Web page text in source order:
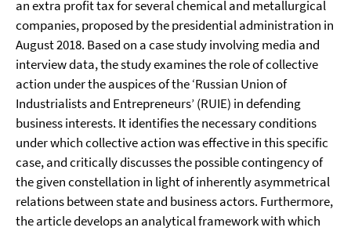
an extra profit tax for several chemical and metallurgical
companies, proposed by the presidential administration in
August 2018. Based on a case study involving media and
interview data, the study examines the role of collective
action under the auspices of the ‘Russian Union of
Industrialists and Entrepreneurs’ (RUIE) in defending
business interests. It identifies the necessary conditions
under which collective action was effective in this specific
case, and critically discusses the possible contingency of
the given constellation in light of inherently asymmetrical
relations between state and business actors. Furthermore,
the article develops an analytical framework with which